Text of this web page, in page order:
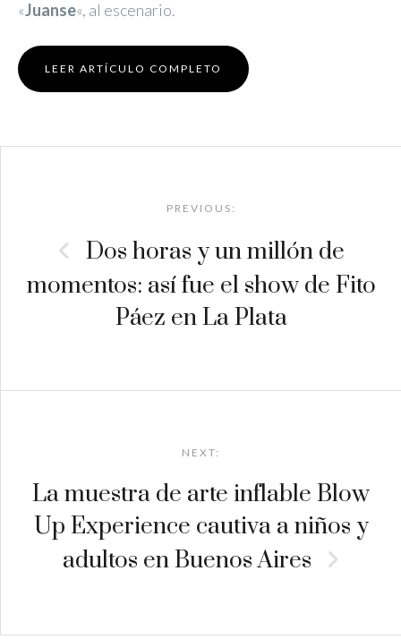
«Juanse«, al escenario.
LEER ARTÍCULO COMPLETO
navigationPREVIOUS:
Dos horas y un millón de
momentos: así fue el show de Fito
Páez en La Plata
NEXT:
La muestra de arte inflable Blow
Up Experience cautiva a niños y
adultos en Buenos Aires